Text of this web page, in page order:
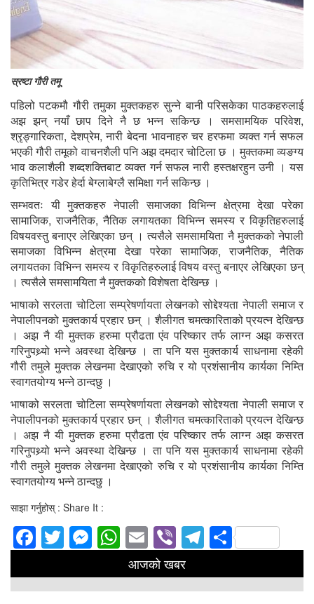
स्रष्टा गौरी तमू
पहिलो पटकमौ गौरी तमुका मुक्तकहरु सुन्ने बानी परिसकेका पाठकहरुलाई
अझ झन् नयाँ छाप दिने नै छ भन्न सकिन्छ । समसामयिक परिवेश,
श्रृङ्गारिकता, देशप्रेम, नारी बेदना भावनाहरु चर हरफमा व्यक्त गर्न सफल
भएकी गौरी तमूको वाचनशैली पनि अझ दमदार चोटिला छ । मुक्तकमा व्यङग्य
भाव कलाशैली शब्दशक्तिबाट व्यक्त गर्न सफल नारी हस्तक्षरहुन उनी । यस
कृतिभित्र गडेर हेर्दा बेग्लाबेग्लै समिक्षा गर्न सकिन्छ ।
सम्भवतः यी मुक्तकहरु नेपाली समाजका विभिन्न क्षेत्रमा देखा परेका
सामाजिक, राजनैतिक, नैतिक लगायतका विभिन्न समस्य र विकृतिहरुलाई
विषयवस्तु बनाएर लेखिएका छन् । त्यसैले समसामयिता नै मुक्तकको नेपाली
समाजका विभिन्न क्षेत्रमा देखा परेका सामाजिक, राजनैतिक, नैतिक
लगायतका विभिन्न समस्य र विकृतिहरुलाई विषय वस्तु बनाएर लेखिएका छन्
। त्यसैले समसामयिता नै मुक्तकको विशेषता देखिन्छ ।
भाषाको सरलता चोटिला सम्प्रेषर्णायता लेखनको सोद्देश्यता नेपाली समाज र
नेपालीपनको मुक्तकार्य प्रहार छन् । शैलीगत चमत्कारिताको प्रयत्न देखिन्छ
। अझ नै यी मुक्तक हरुमा प्रौढता एंव परिष्कार तर्फ लाग्न अझ कसरत
गरिनुपथ्र्यो भन्ने अवस्था देखिन्छ । ता पनि यस मुक्तकार्य साधनामा रहेकी
गौरी तमुले मुक्तक लेखनमा देखाएको रुचि र यो प्रशंसानीय कार्यका निम्ति
स्वागतयोग्य भन्ने ठान्दछु ।
भाषाको सरलता चोटिला सम्प्रेषर्णायता लेखनको सोद्देश्यता नेपाली समाज र
नेपालीपनको मुक्तकार्य प्रहार छन् । शैलीगत चमत्कारिताको प्रयत्न देखिन्छ
। अझ नै यी मुक्तक हरुमा प्रौढता एंव परिष्कार तर्फ लाग्न अझ कसरत
गरिनुपथ्र्यो भन्ने अवस्था देखिन्छ । ता पनि यस मुक्तकार्य साधनामा रहेकी
गौरी तमुले मुक्तक लेखनमा देखाएको रुचि र यो प्रशंसानीय कार्यका निम्ति
स्वागतयोग्य भन्ने ठान्दछु ।
साझा गर्नुहोस् : Share It :
Facebook
Twitter
Messenger
WhatsApp
EmailViberTelegram
Share
आजको खबर